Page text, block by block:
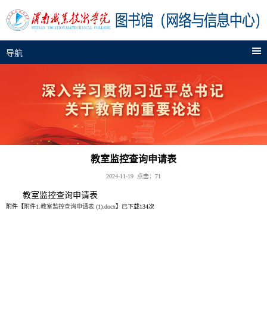
导航
教室监控查询申请表
2024-11-19 点击： 71
教室监控查询申请表
附件【 附件1.教室监控查询申请表 (1).docx】已下载134次